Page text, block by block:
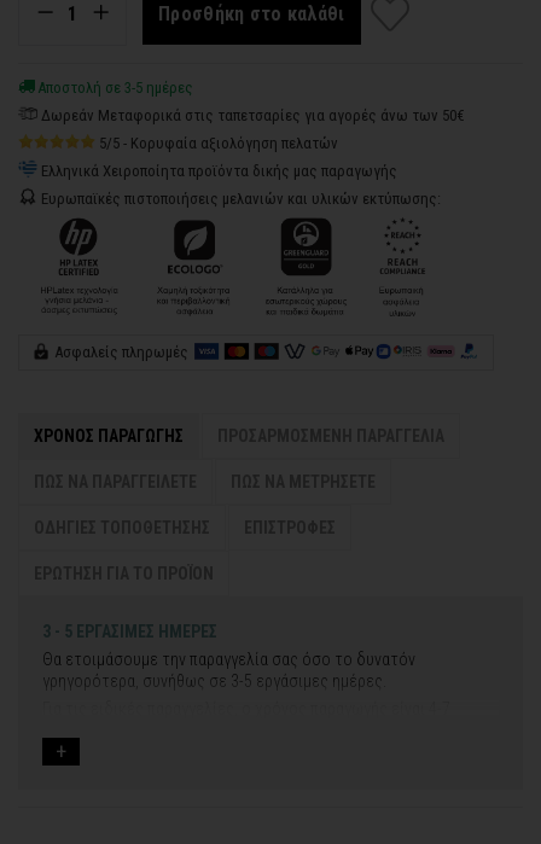
Προσθήκη στο καλάθι
Αποστολή σε 3-5 ημέρες
Δωρεάν Μεταφορικά στις ταπετσαρίες για αγορές άνω των 50€
5/5 - Κορυφαία αξιολόγηση πελατών
Ελληνικά Χειροποίητα προϊόντα δικής μας παραγωγής
Ευρωπαϊκές πιστοποιήσεις μελανιών και υλικών εκτύπωσης:
Ασφαλείς πληρωμές
ΧΡΟΝΟΣ ΠΑΡΑΓΩΓΗΣ
3 - 5 ΕΡΓΑΣΙΜΕΣ ΗΜΕΡΕΣ
Θα ετοιμάσουμε την παραγγελία σας όσο το δυνατόν
γρηγορότερα, συνήθως σε 3-5 εργάσιμες ημέρες.
Εάν η αποστολή πραγματοποιείται κατά τη διάρκεια μεγάλων